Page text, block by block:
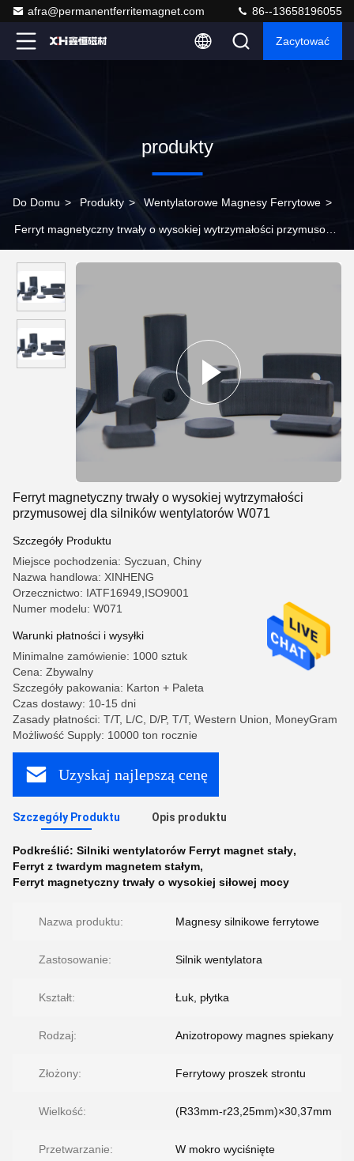
afra@permanentferritemagnet.com 86--13658196055
Zacytować
produkty
Do Domu > Produkty > Wentylatorowe Magnesy Ferrytowe >
Ferryt magnetyczny trwały o wysokiej wytrzymałości przymusowej
Ferryt magnetyczny trwały o wysokiej wytrzymałości
przymusowej dla silników wentylatorów W071
Szczegóły Produktu
Miejsce pochodzenia: Syczuan, Chiny
Nazwa handlowa: XINHENG
Orzecznictwo: IATF16949,ISO9001
Numer modelu: W071
Warunki płatności i wysyłki
Minimalne zamówienie: 1000 sztuk
Cena: Zbywalny
Szczegóły pakowania: Karton + Paleta
Czas dostawy: 10-15 dni
Zasady płatności: T/T, L/C, D/P, T/T, Western Union, MoneyGram
Możliwość Supply: 10000 ton rocznie
Uzyskaj najlepszą cenę
Szczegóły Produktu Opis produktu
Podkreślić: Silniki wentylatorów Ferryt magnet stały,
Ferryt z twardym magnetem stałym,
Ferryt magnetyczny trwały o wysokiej siłowej mocy
Nazwa produktu: Magnesy silnikowe ferrytowe
Zastosowanie: Silnik wentylatora
Kształt: Łuk, płytka
Rodzaj: Anizotropowy magnes spiekany
Złożony: Ferrytowy proszek strontu
Wielkość: (R33mm-r23,25mm)×30,37mm
Przetwarzanie: W mokro wyciśnięte